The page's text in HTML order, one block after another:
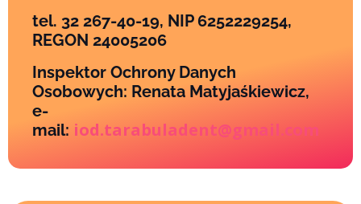
tel. 32 267-40-19, NIP 6252229254,
REGON 24005206
Inspektor Ochrony Danych
Osobowych: Renata Matyjaśkiewicz,
e-
mail: iod.tarabuladent@gmail.com